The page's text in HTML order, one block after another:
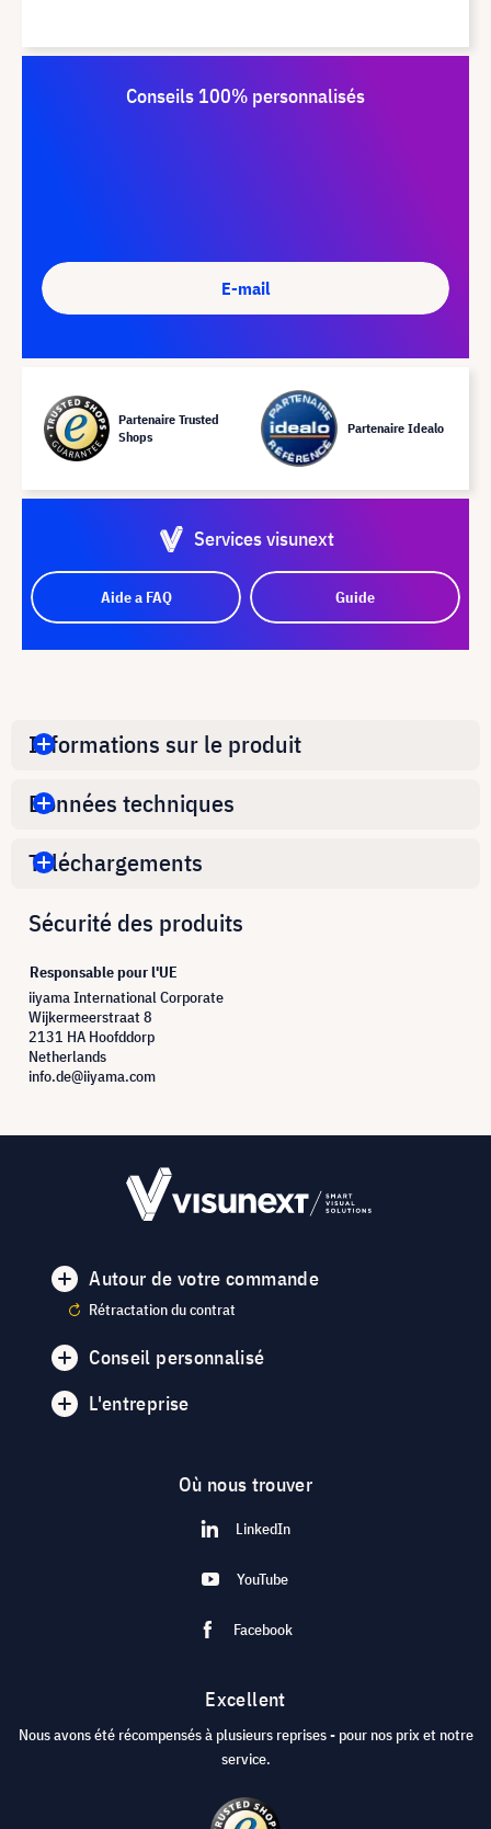
Conseils 100% personnalisés
E-mail
Partenaire Trusted
Shops
Partenaire Idealo
Services visunext
Aide a FAQ Guide
Informations sur le produit
Données techniques
Téléchargements
Sécurité des produits
Responsable pour l'UE
iiyama International Corporate
Wijkermeerstraat 8
2131 HA Hoofddorp
Netherlands
info.de@iiyama.com
Autour de votre commande
Rétractation du contrat
Conseil personnalisé
L'entreprise
Où nous trouver
LinkedIn
YouTube
Facebook
Excellent
Nous avons été récompensés à plusieurs reprises - pour nos prix et notre
service.